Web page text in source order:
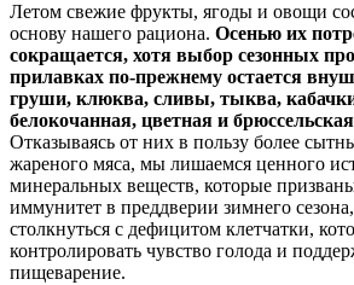
Летом свежие фрукты, ягоды и овощи
основу нашего рациона. Осенью их
сокращается, хотя выбор сезонных
прилавках по-прежнему остается
груши, клюква, сливы, тыква,
белокочанная, цветная и
Отказываясь от них в пользу более
жареного мяса, мы лишаемся ценного
минеральных веществ, которые
иммунитет в преддверии зимнего
столкнуться с дефицитом клетчатки,
контролировать чувство голода и
пищеварение.